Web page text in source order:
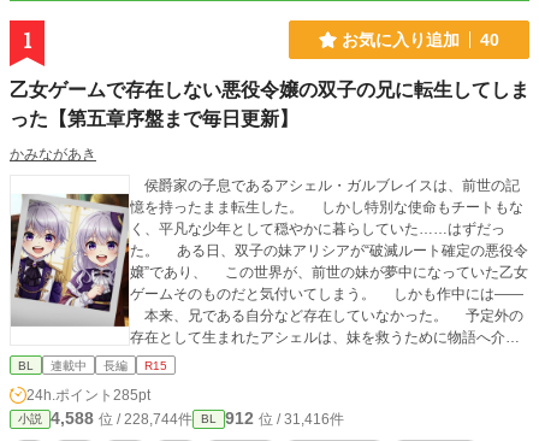
1 お気に入り追加 40
乙女ゲームで存在しない悪役令嬢の双子の兄に転生してしま
った【第五章序盤まで毎日更新】
かみながあき
侯爵家の子息であるアシェル・ガルブレイスは、前世の記
憶を持ったまま転生した。 しかし特別な使命もチートもな
く、平凡な少年として穏やかに暮らしていた……はずだっ
た。 ある日、双子の妹アリシアが“破滅ルート確定の悪役令
嬢”であり、 この世界が、前世の妹が夢中になっていた乙女
ゲームそのものだと気付いてしまう。 しかも作中には――
本来、兄である自分など存在していなかった。 予定外の
存在として生まれたアシェルは、妹を救うために物語へ介入
することを決意する。 だがその途中で、彼の運命を大きく
始めていく。 これは、決められたシナリオの外側を歩む少
年が、 たった一つの「想い」に辿り着くまでの物語。
BL 連載中 長編 R15
24h.ポイント 285pt
小説 4,588 位 / 228,744件 BL 912 位 / 31,416件